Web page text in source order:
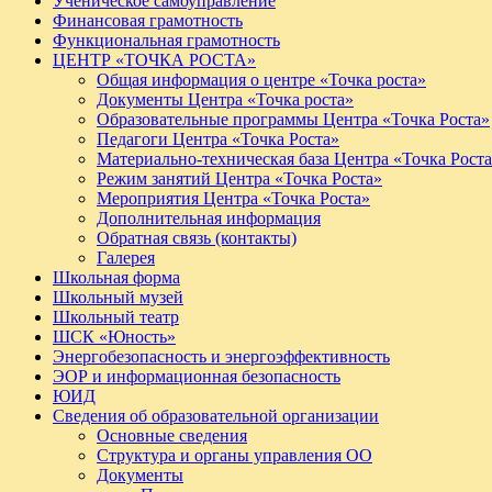
Финансовая грамотность
Функциональная грамотность
ЦЕНТР «ТОЧКА РОСТА»
Общая информация о центре «Точка роста»
Документы Центра «Точка роста»
Образовательные программы Центра «Точка Роста»
Педагоги Центра «Точка Роста»
Материально-техническая база Центра «Точка
Режим занятий Центра «Точка Роста»
Мероприятия Центра «Точка Роста»
Дополнительная информация
Обратная связь (контакты)
Галерея
Школьная форма
Школьный музей
Школьный театр
ШСК «Юность»
Энергобезопасность и энергоэффективность
ЭОР и информационная безопасность
ЮИД
Сведения об образовательной организации
Основные сведения
Структура и органы управления ОО
Документы